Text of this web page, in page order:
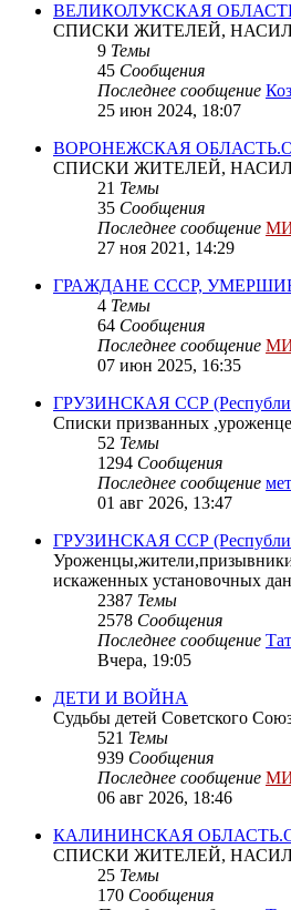
ВЕЛИКОЛУКСКАЯ
СПИСКИ ЖИТЕЛЕЙ,
9 Темы
45 Сообщения
Последнее сообщение
25 июн 2024, 18:07
ВОРОНЕЖСКАЯ
СПИСКИ ЖИТЕЛЕЙ,
21 Темы
35 Сообщения
Последнее сообщение
27 ноя 2021, 14:29
ГРАЖДАНЕ СССР,
4 Темы
64 Сообщения
Последнее сообщение
07 июн 2025, 16:35
ГРУЗИНСКАЯ ССР
Списки призванных
52 Темы
1294 Сообщения
Последнее сообщение
01 авг 2026, 13:47
ГРУЗИНСКАЯ ССР (Республика
Уроженцы,жители,призывники
искаженных установочных
2387 Темы
2578 Сообщения
Последнее сообщение
Вчера, 19:05
ДЕТИ И ВОЙНА
Судьбы детей Советского
521 Темы
939 Сообщения
Последнее сообщение
06 авг 2026, 18:46
КАЛИНИНСКАЯ
СПИСКИ ЖИТЕЛЕЙ,
25 Темы
170 Сообщения